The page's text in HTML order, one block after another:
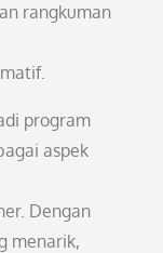
rangkuman
program
aspek
Dengan
menarik,